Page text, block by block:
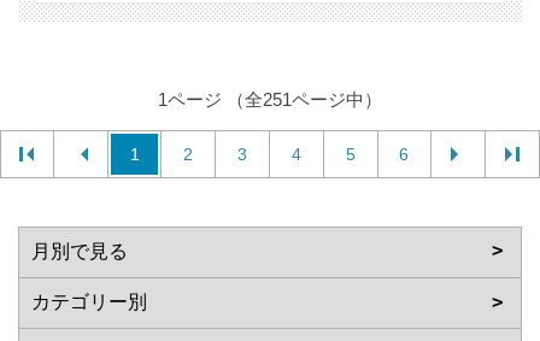
1ページ （全251ページ中）
1 2 3 4 5 6